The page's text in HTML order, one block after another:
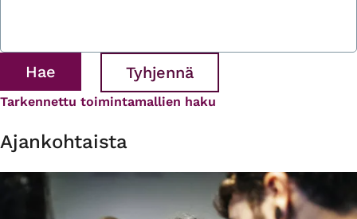
Tarkennettu toimintamallien haku
Ajankohtaista